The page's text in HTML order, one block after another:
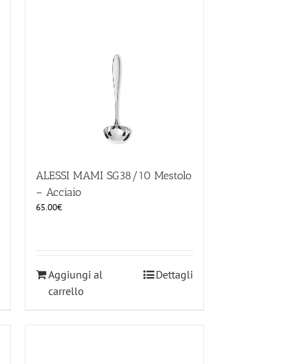
ALESSI MAMI SG38/10 Mestolo
– Acciaio
65.00€
Aggiungi al
carrello
Dettagli